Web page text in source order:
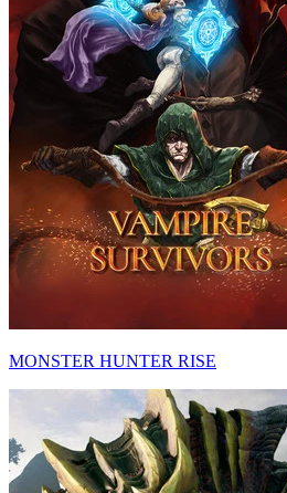
MONSTER HUNTER RISE